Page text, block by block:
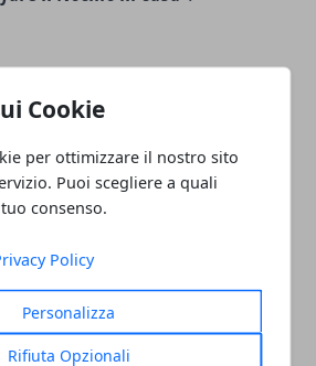
Cookie
per ottimizzare il nostro sito
Puoi scegliere a quali
consenso.
Policy
Personalizza
Rifiuta Opzionali
Air Breeze condizionatore
portatile come funziona?
Costo e recensioni